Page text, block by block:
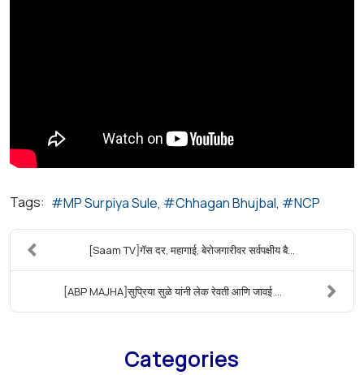
Tags: MP Surpiya Sule Chhagan Bhujbal NCP
[Saam TV]गॅस दर, महागाई, बेरोजगारीवर सर्वपक्षीय बै...
[ABP MAJHA]सुप्रिया सुळे यांनी लेक रेवती आणि जावई ...
Categories